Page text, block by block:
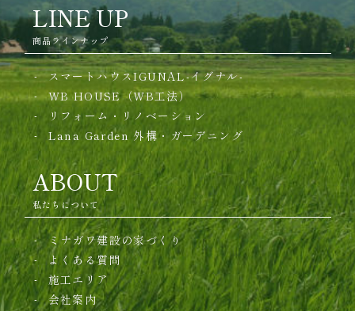
LINE UP
商品ラインナップ
スマートハウスIGUNAL-イグナル-
WB HOUSE（WB工法）
リフォーム・リノベーション
Lana Garden 外構・ガーデニング
ABOUT
私たちについて
ミナガワ建設の家づくり
よくある質問
施工エリア
会社案内